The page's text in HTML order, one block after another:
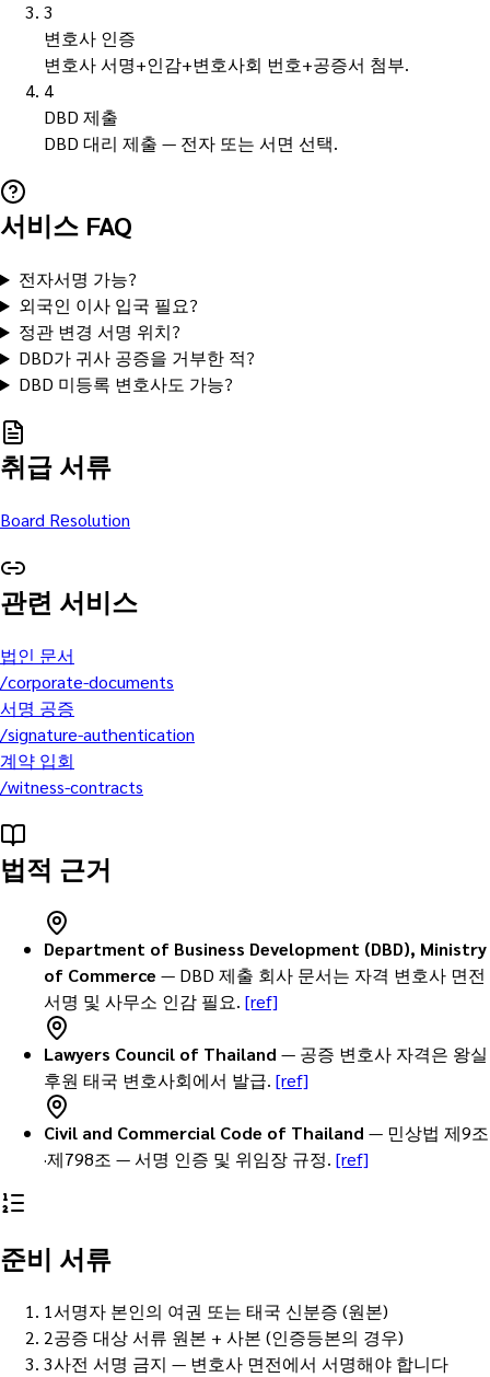
3
변호사 인증
변호사 서명+인감+변호사회 번호+공증서 첨부.
4
DBD 제출
DBD 대리 제출 — 전자 또는 서면 선택.
서비스 FAQ
전자서명 가능?
외국인 이사 입국 필요?
정관 변경 서명 위치?
DBD가 귀사 공증을 거부한 적?
DBD 미등록 변호사도 가능?
취급 서류
Board Resolution
관련 서비스
법인 문서
/corporate-documents
서명 공증
/signature-authentication
계약 입회
/witness-contracts
법적 근거
Department of Business Development (DBD), Ministry
of Commerce — DBD 제출 회사 문서는 자격 변호사 면전
서명 및 사무소 인감 필요. [ref]
Lawyers Council of Thailand — 공증 변호사 자격은 왕실
후원 태국 변호사회에서 발급. [ref]
Civil and Commercial Code of Thailand — 민상법 제9조
·제798조 — 서명 인증 및 위임장 규정. [ref]
준비 서류
1서명자 본인의 여권 또는 태국 신분증 (원본)
2공증 대상 서류 원본 + 사본 (인증등본의 경우)
3사전 서명 금지 — 변호사 면전에서 서명해야 합니다